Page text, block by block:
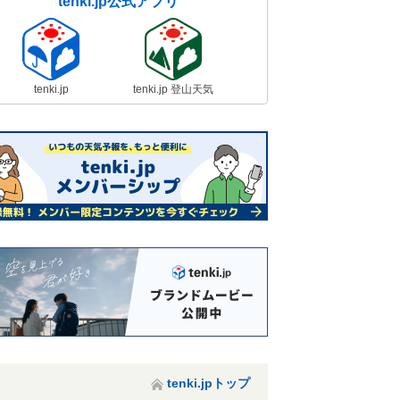
tenki.jp tenki.jp 登山天気
tenki.jpトップ